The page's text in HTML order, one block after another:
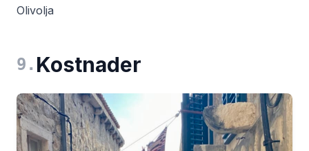
Olivolja
9 . Kostnader